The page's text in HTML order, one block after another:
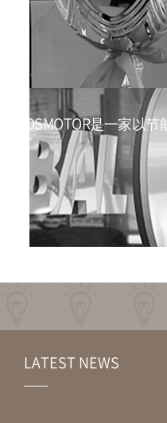
COSMOTOR是一家以
LATEST NEWS